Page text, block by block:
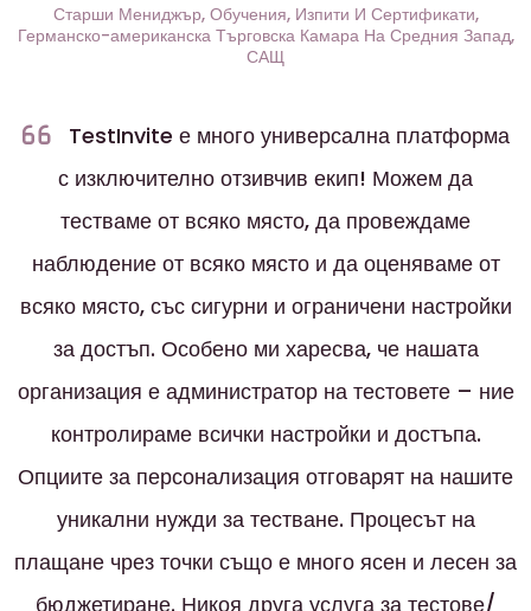
Старши Мениджър, Обучения, Изпити И Сертификати,
Германско-американска Търговска Камара На Средния Запад,
САЩ
TestInvite е много универсална платформа
с изключително отзивчив екип! Можем да
тестваме от всяко място, да провеждаме
наблюдение от всяко място и да оценяваме от
всяко място, със сигурни и ограничени настройки
за достъп. Особено ми харесва, че нашата
организация е администратор на тестовете – ние
контролираме всички настройки и достъпа.
Опциите за персонализация отговарят на нашите
уникални нужди за тестване. Процесът на
плащане чрез точки също е много ясен и лесен за
бюджетиране. Никоя друга услуга за тестове/